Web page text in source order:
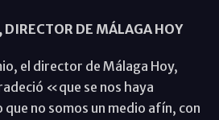
DE MÁLAGA HOY
el director de Málaga Hoy,
«que se nos haya
no somos un medio afín, con